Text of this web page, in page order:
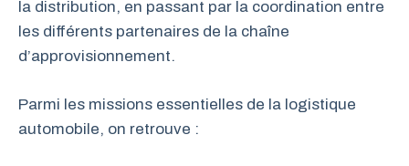
la distribution, en passant par la coordination entre
les différents partenaires de la chaîne
d’approvisionnement.
Parmi les missions essentielles de la logistique
automobile, on retrouve :